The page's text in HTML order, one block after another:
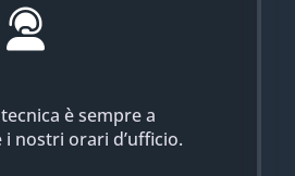
è sempre a
nostri orari d’ufficio.